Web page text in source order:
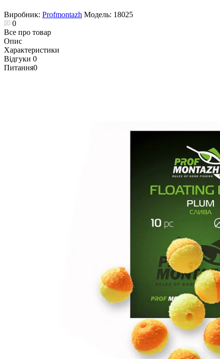
Виробник: Profmontazh Модель: 18025
0
Все про товар
Опис
Характеристики
Відгуки 0
Питання0